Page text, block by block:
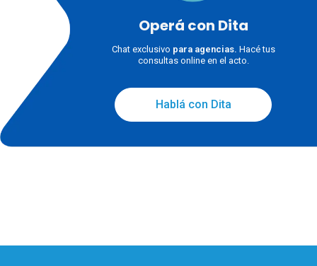
Operá con Dita
Chat exclusivo para agencias. Hacé tus
consultas online en el acto.
Hablá con Dita